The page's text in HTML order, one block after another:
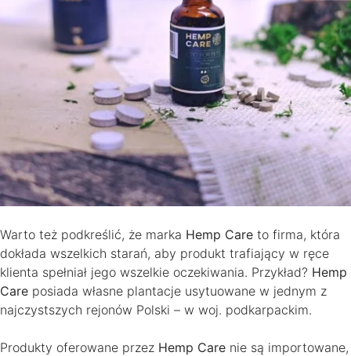
Warto też podkreślić, że marka Hemp Care to firma, która
dokłada wszelkich starań, aby produkt trafiający w ręce
klienta spełniał jego wszelkie oczekiwania. Przykład? Hemp
Care posiada własne plantacje usytuowane w jednym z
najczystszych rejonów Polski – w woj. podkarpackim.
Produkty oferowane przez Hemp Care nie są importowane,